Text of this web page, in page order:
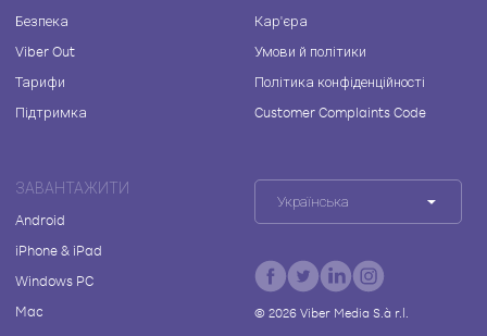
Безпека
Viber Out
Тарифи
Підтримка
Кар'єра
Умови й політики
Політика конфіденційності
Customer Complaints Code
ЗАВАНТАЖИТИ
Android
iPhone & iPad
Windows PC
Mac
Українська
© 2026Viber Media S.à r.l.